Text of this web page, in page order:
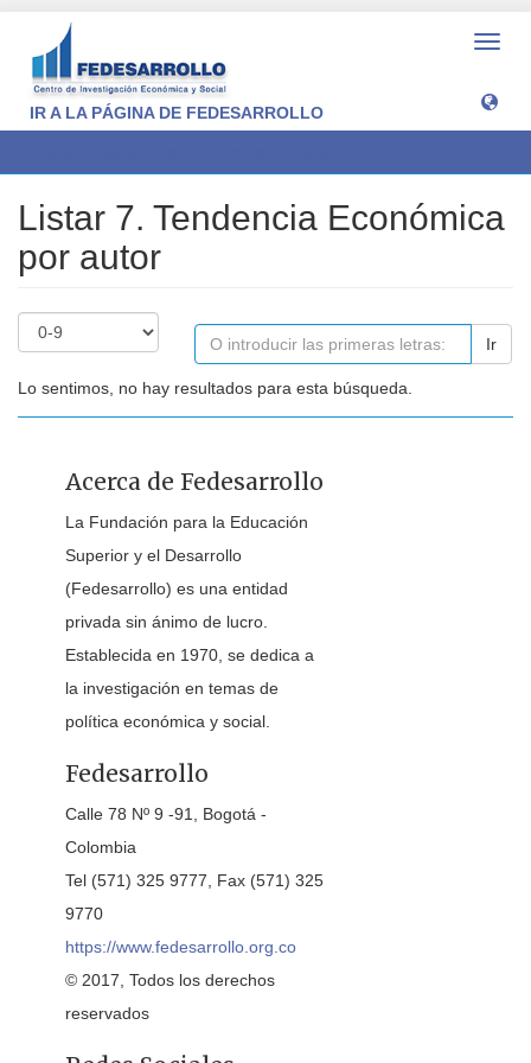
IR A LA PÁGINA DE FEDESARROLLO
Listar 7. Tendencia Económica
por autor
Ir
Lo sentimos, no hay resultados para esta búsqueda.
Acerca de Fedesarrollo
La Fundación para la Educación
Superior y el Desarrollo
(Fedesarrollo) es una entidad
privada sin ánimo de lucro.
Establecida en 1970, se dedica a
la investigación en temas de
política económica y social.
Fedesarrollo
Calle 78 Nº 9 -91, Bogotá -
Colombia
Tel (571) 325 9777, Fax (571) 325
9770
https://www.fedesarrollo.org.co
© 2017, Todos los derechos
reservados